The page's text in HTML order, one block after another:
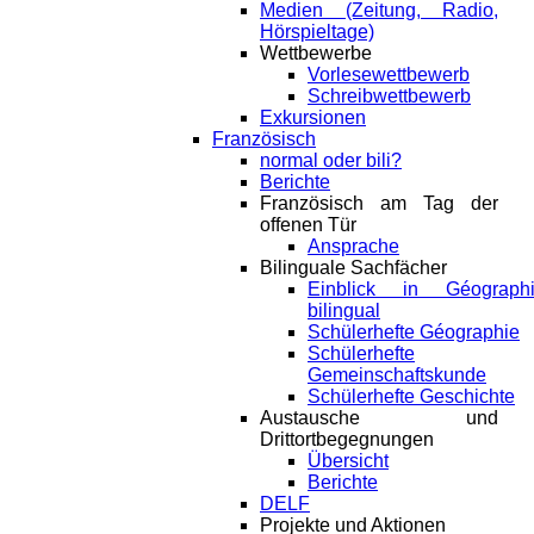
Medien (Zeitung, Radio,
Hörspieltage)
Wettbewerbe
Vorlesewettbewerb
Schreibwettbewerb
Exkursionen
Französisch
normal oder bili?
Berichte
Französisch am Tag der
offenen Tür
Ansprache
Bilinguale Sachfächer
Einblick in
bilingual
Schülerhefte Géographie
Schülerhefte
Gemeinschaftskunde
Schülerhefte Geschichte
Austausche und
Drittortbegegnungen
Übersicht
Berichte
DELF
Projekte und Aktionen